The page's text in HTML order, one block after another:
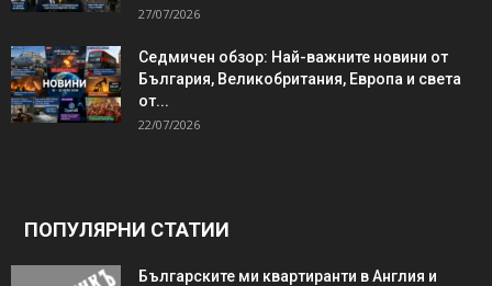
27/07/2026
Седмичен обзор: Най-важните новини от
България, Великобритания, Европа и света
от...
22/07/2026
ПОПУЛЯРНИ СТАТИИ
Българските ми квартиранти в Англия и